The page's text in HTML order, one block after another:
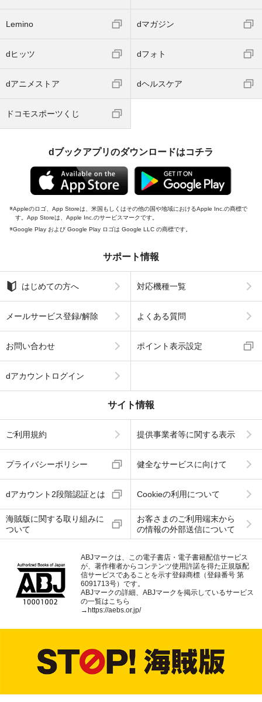
Lemino dマガジン
dヒッツ dフォト
dアニメストア dヘルスケア
ドコモスポーツくじ
dブックアプリのダウンロードはコチラ
Appleのロゴ、App Storeは、米国もしくはその他の国や地域におけるApple Inc.の商標で
す。App Storeは、Apple Inc.のサービスマークです。
Google Play および Google Play ロゴは Google LLC の商標です。
サポート情報
はじめての方へ 対応機種一覧
メールサービス登録/解除 よくある質問
お問い合わせ ポイント表示設定
dアカウントログイン
サイト情報
ご利用規約 提供事業者等に関する表示
プライバシーポリシー 健全なサービスに向けて
dアカウント2段階認証とは Cookieの利用について
海賊版に関する取り組みに
ついて
お客さまのご利用端末から
の情報の外部送信について
ABJマークは、この電子書店・電子書籍配信サービス
が、著作権者からコンテンツ使用許諾を得た正規版配
信サービスであることを示す登録商標（登録番号 第
6091713号）です。
ABJマークの詳細、ABJマークを掲示しているサービス
の一覧はこちら
→ https://aebs.or.jp/